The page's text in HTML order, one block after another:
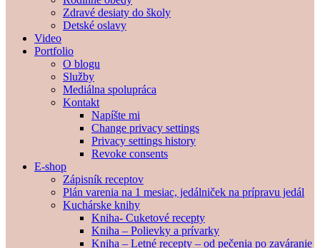
Zdravé desiaty do školy
Detské oslavy
Video
Portfolio
O blogu
Služby
Mediálna spolupráca
Kontakt
Napíšte mi
Change privacy settings
Privacy settings history
Revoke consents
E-shop
Zápisník receptov
Plán varenia na 1 mesiac, jedálniček na prípravu jedál
Kuchárske knihy
Kniha- Cuketové recepty
Kniha – Polievky a prívarky
Kniha – Letné recepty – od pečenia po zaváranie